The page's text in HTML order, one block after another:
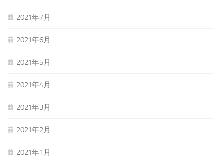
2021年7月
2021年6月
2021年5月
2021年4月
2021年3月
2021年2月
2021年1月